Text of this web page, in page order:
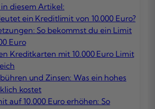
diesem Artikel:
ein Kreditlimit von 10.000 Euro?
So bekommst du ein Limit
Euro
Kreditkarten mit 10.000 Euro Limit
und Zinsen: Was ein hohes
kostet
auf 10.000 Euro erhöhen: So